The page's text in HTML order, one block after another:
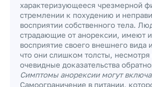
характеризующееся чрезмерной
стремлении к похудению и
восприятии собственного тела.
страдающие от анорексии, имеют
восприятие своего внешнего вида
что они слишком толсты, несмотря
очевидные доказательства
Симптомы анорексии могут
Самоограничение в питании,